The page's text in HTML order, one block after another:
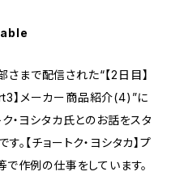
まで配信された“【2日目】
】メーカー商品紹介(4)”に
・ヨシタカ氏とのお話をスタ
【チョートク・ヨシタカ】プ
作例の仕事をしています。